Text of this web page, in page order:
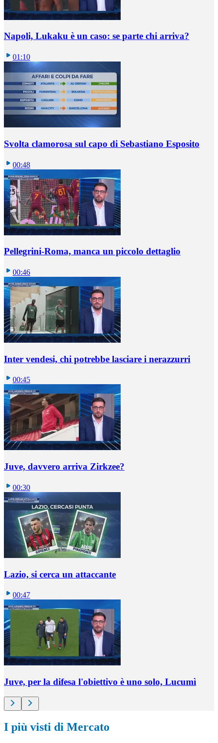
Napoli, Lukaku è un caso: se parte chi arriva?
01:10
Svolta clamorosa sul capo di Sebastiano Esposito
00:48
Pellegrini-Roma, manca un piccolo dettaglio
00:46
Inter vendesi, chi potrebbe lasciare i nerazzurri
00:45
Juve, davvero arriva Zirkzee?
00:30
Lazio, si cerca un attaccante
00:47
Juve, per la difesa l'obiettivo è uno solo, Lucumì
I più visti di Mercato